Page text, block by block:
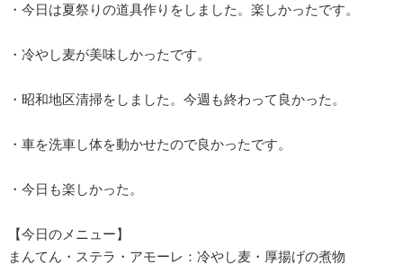
・今日は夏祭りの道具作りをしました。楽しかったです。
・冷やし麦が美味しかったです。
・昭和地区清掃をしました。今週も終わって良かった。
・車を洗車し体を動かせたので良かったです。
・今日も楽しかった。
【今日のメニュー】
まんてん・ステラ・アモーレ：冷やし麦・厚揚げの煮物